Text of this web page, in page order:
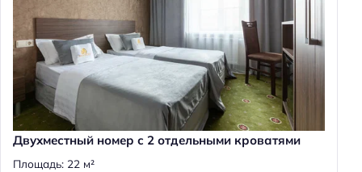
Двухместный номер с 2 отдельными кроватями
Площадь: 22 м²